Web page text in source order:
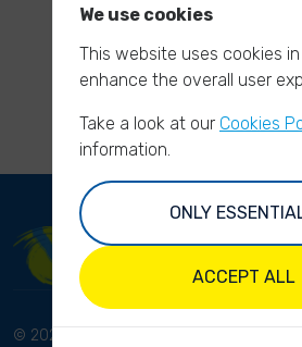
© 2023 River Cleanup. All
We use cookies
This website uses cookies
enhance the overall user
Take a look at our Cookies
information.
ONLY
ACCEPT ALL